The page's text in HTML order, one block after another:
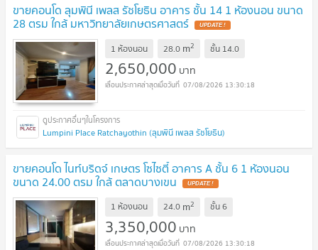
ขายคอนโด ลุมพินี เพลส รัชโยธิน อาคาร ชั้น 14 1 ห้องนอน ขนาด
28 ตรม ใกล้ มหาวิทยาลัยเกษตรศาสตร์ UPDATE !
1 ห้องนอน 28.0 m2 ชั้น 14.0
2,650,000 บาท
07/08/2026 13:30:18
Lumpini Place Ratchayothin (ลุมพินี เพลส รัชโยธิน)
ขายคอนโด ไนท์บริดจ์ เกษตร โซไซตี้ อาคาร A ชั้น 6 1 ห้องนอน
ขนาด 24.00 ตรม ใกล้ ตลาดบางเขน UPDATE !
1 ห้องนอน 24.0 m2 ชั้น6
3,350,000 บาท
07/08/2026 13:30:18